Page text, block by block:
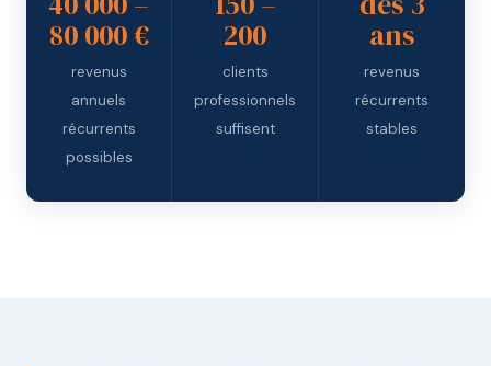
80 000 €
revenus
annuels
récurrents
possibles
200
clients
professionnels
suffisent
ans
revenus
récurrents
stables